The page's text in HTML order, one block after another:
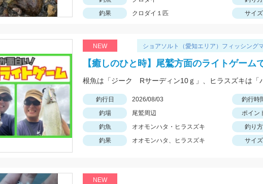
釣果
クロダイ１匹 サイズ
NEW ショアソルト（愛知エリア）フィッシング
【癒しのひと時】尾鷲方面のライトゲーム
釣行日 2026/08/03 釣行時
釣場
尾鷲周辺
ポイン
釣魚
オオモンハタ・ヒラスズキ 釣り方
釣果
オオモンハタ、ヒラスズキ サイズ
NEW